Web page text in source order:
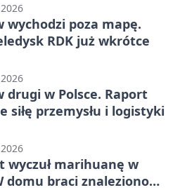
wychodzi poza mapę.
RDK już wkrótce
drugi w Polsce. Raport
siłę przemysłu i logistyki
wyczuł marihuanę w
domu braci znaleziono